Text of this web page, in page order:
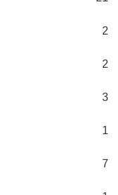
2
2
3
1
7